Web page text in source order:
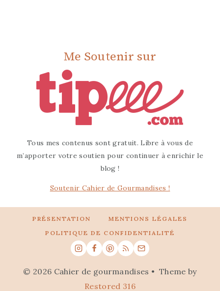
Me Soutenir sur
Tous mes contenus sont gratuit. Libre à vous de
m’apporter votre soutien pour continuer à enrichir le
blog !
Soutenir Cahier de Gourmandises !
PRÉSENTATION
MENTIONS LÉGALES
POLITIQUE DE CONFIDENTIALITÉ
© 2026 Cahier de gourmandises • Theme by
Restored 316